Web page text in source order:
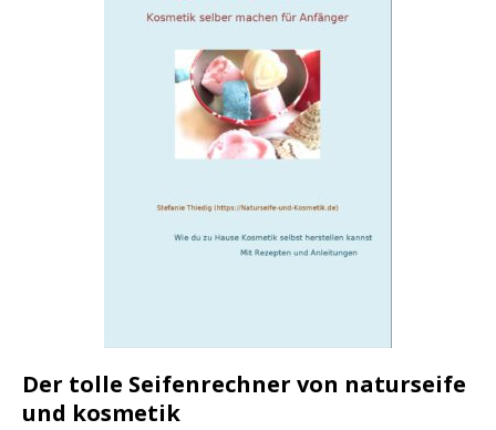
Der tolle Seifenrechner von naturseife
und kosmetik